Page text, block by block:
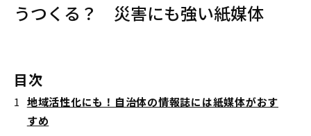
うつくる？ 災害にも強い紙媒体
目次
地域活性化にも！自治体の情報誌には紙媒体がおす
すめ